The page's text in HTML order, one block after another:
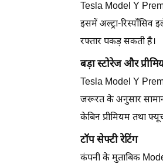
Tesla Model Y
इसमें अल्ट्रा-
रफ्तार पकड़ सकती है।
बड़ा स्टोरेज और
Tesla Model Y
जरूरत के अनुसार
केबिन प्रीमियम तथा
टॉप सेफ्टी रेटिंग
कंपनी के मुताबिक